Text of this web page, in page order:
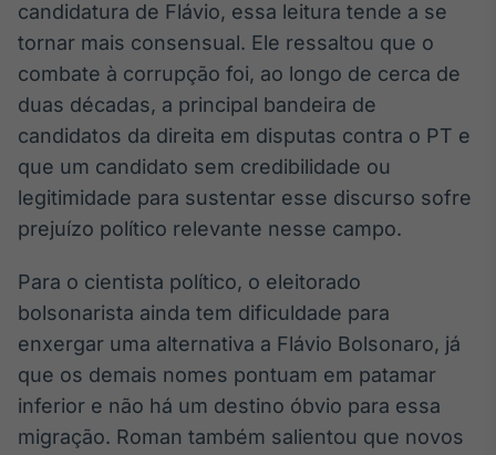
Wallboard
Conteúdos e
displays e telas
Broadcast
Curadoria
Curadoria de
conteúdos
Tecnologia
Radar
Monitoramento
inteligente de
conteúdos
candidatura de Flávio, essa leitura tende a se
tornar mais consensual. Ele ressaltou que o
combate à corrupção foi, ao longo de cerca de
duas décadas, a principal bandeira de
candidatos da direita em disputas contra o PT e
que um candidato sem credibilidade ou
legitimidade para sustentar esse discurso sofre
prejuízo político relevante nesse campo.
Para o cientista político, o eleitorado
bolsonarista ainda tem dificuldade para
enxergar uma alternativa a Flávio Bolsonaro, já
que os demais nomes pontuam em patamar
inferior e não há um destino óbvio para essa
migração. Roman também salientou que novos